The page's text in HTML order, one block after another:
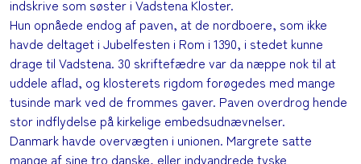
indskrive som søster i Vadstena Kloster.
Hun opnåede endog af paven, at de nordboere, som ikke
havde deltaget i Jubelfesten i Rom i 1390, i stedet kunne
drage til Vadstena. 30 skriftefædre var da næppe nok til at
uddele aflad, og klosterets rigdom forøgedes med mange
tusinde mark ved de frommes gaver. Paven overdrog hende
stor indflydelse på kirkelige embedsudnævnelser.
Danmark havde overvægten i unionen. Margrete satte
mange af sine tro danske, eller indvandrede tyske